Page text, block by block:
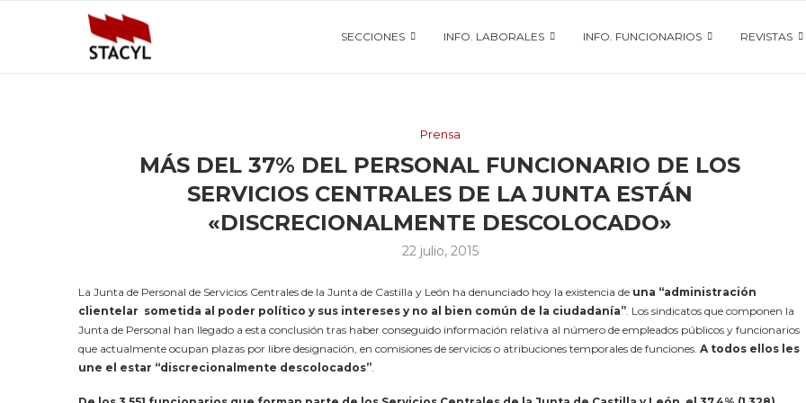
SECCIONES INFO. LABORALES INFO. FUNCIONARIOS REVISTAS
Prensa
MÁS DEL 37% DEL PERSONAL FUNCIONARIO DE LOS
SERVICIOS CENTRALES DE LA JUNTA ESTÁN
«DISCRECIONALMENTE DESCOLOCADO»
22 julio, 2015
La Junta de Personal de Servicios Centrales de la Junta de Castilla y León ha denunciado hoy la existencia de una “administración
clientelar sometida al poder político y sus intereses y no al bien común de la ciudadanía”. Los sindicatos que componen la
Junta de Personal han llegado a esta conclusión tras haber conseguido información relativa al número de empleados públicos y funcionarios
que actualmente ocupan plazas por libre designación, en comisiones de servicios o atribuciones temporales de funciones. A todos ellos les
une el estar “discrecionalmente descolocados”.